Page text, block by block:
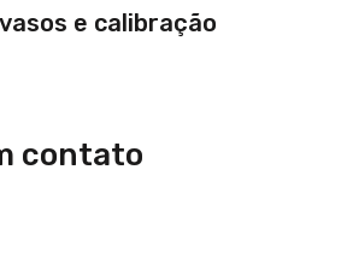
e calibração
contato